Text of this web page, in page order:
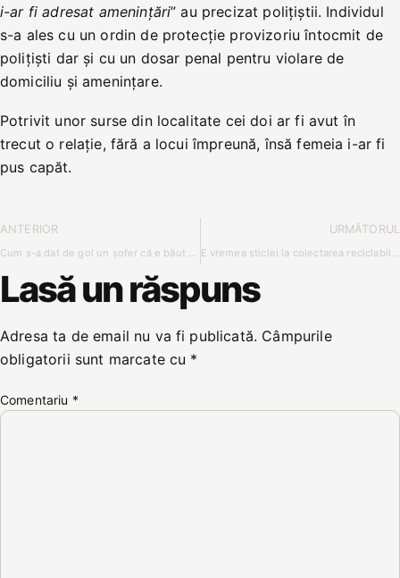
i-ar fi adresat amenințări” au precizat polițiștii. Individul
s-a ales cu un ordin de protecție provizoriu întocmit de
polițiști dar și cu un dosar penal pentru violare de
domiciliu și amenințare.
Potrivit unor surse din localitate cei doi ar fi avut în
trecut o relație, fără a locui împreună, însă femeia i-ar fi
pus capăt.
ANTERIOR
Cum s-a dat de gol un șofer că e băut și a ajuns sa fie oprit în trafic?
URMĂTORUL
E vremea sticlei la colectarea reciclabilă a lunii iunie
Lasă un răspuns
Adresa ta de email nu va fi publicată. Câmpurile
obligatorii sunt marcate cu *
Comentariu *